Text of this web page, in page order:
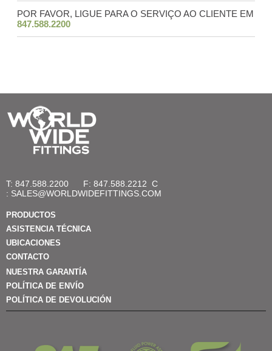
POR FAVOR, LIGUE PARA O SERVIÇO AO CLIENTE EM
847.588.2200
T: 847.588.2200 F: 847.588.2212 C
: SALES@WORLDWIDEFITTINGS.COM
PRODUCTOS
ASISTENCIA TÉCNICA
UBICACIONES
CONTACTO
NUESTRA GARANTÍA
POLÍTICA DE ENVÍO
POLÍTICA DE DEVOLUCIÓN